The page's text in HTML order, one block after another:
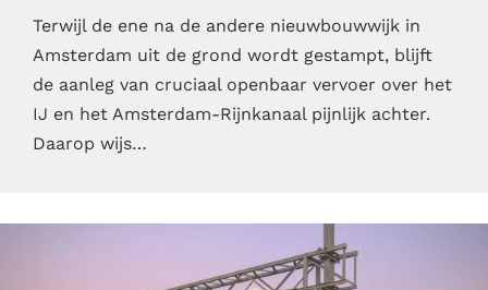
Terwijl de ene na de andere nieuwbouwwijk in
Amsterdam uit de grond wordt gestampt, blijft
de aanleg van cruciaal openbaar vervoer over het
IJ en het Amsterdam-Rijnkanaal pijnlijk achter.
Daarop wijs…